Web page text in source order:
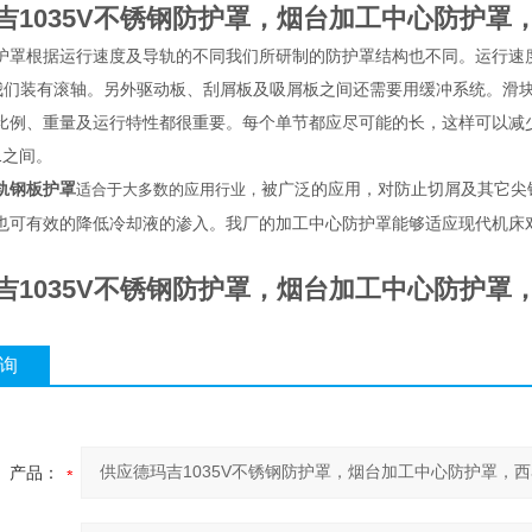
1035V不锈钢防护罩，烟台加工中心防护罩
罩根据运行速度及导轨的不同我们所研制的防护罩结构也不同。运行
装有滚轴。另外驱动板、刮屑板及吸屑板之间还需要用缓冲系统。滑
例、重量及运行特性都很重要。每个单节都应尽可能的长，这样可以
间。
钢板护罩适合于大多数的应用行业， 被广泛的应用，对防止切屑及其它
可有效的降低冷却液的渗入。我厂的加工中心防护罩能够适应现代机
1035V不锈钢防护罩，烟台加工中心防护罩
产品：